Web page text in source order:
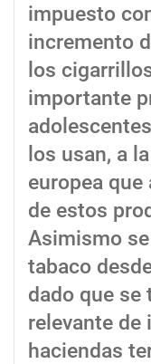
impuesto
incremento
los
importante
los usan, a
europea
de estos
Asimismo
tabaco
dado que se
relevante de
haciendas